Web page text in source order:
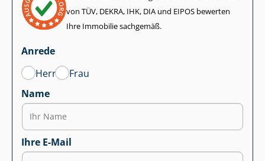
von TÜV, DEKRA, IHK, DIA und EIPOS bewerten
Ihre Immobilie sachgemäß.
Anrede
Herr
Frau
Name
Ihre E-Mail